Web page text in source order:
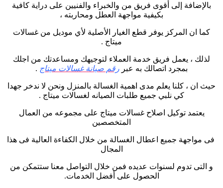
بالإضافة إلى أقوى فريق من والخبراء والفنيين على دراية كافية
بكيفية مواجهة العطل ومحاربته ،
كما ان المركز يوفر قطع الغيار الأصلية لأي موديل من غسالات
ميتاج .
لذلك ، يعمل فريق خدمة العملاء لتوجيهك ومساعدتك من اجلك
بمجرد اتصالك به عبر رقم صيانة غسالات ميتاج .
حيث ان ، كلنا يعلم مدى اهمية الغسالة بالمنزل ونحن لا ندخر جهدا
كي نلبي جميع طلبات الصيانه لغسالات ميتاج .
يعتمد توكيل اصلاح غسالات ميتاج على مجموعه من العمال
المتخصصين
فى مواجهة جميع اعطال الغسالة من خلال الكفاءة العالية فى هذا
المجال
و التى تدوم لسنوات عديده فمن خلال التواصل معنا ستتمكن من
الحصول على أفضل الخدمات.